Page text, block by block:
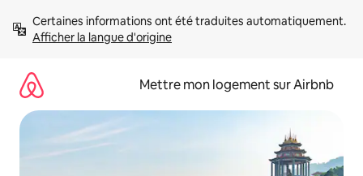
directement
Afficher la langue d'origine
Mettre mon logement sur Airbnb